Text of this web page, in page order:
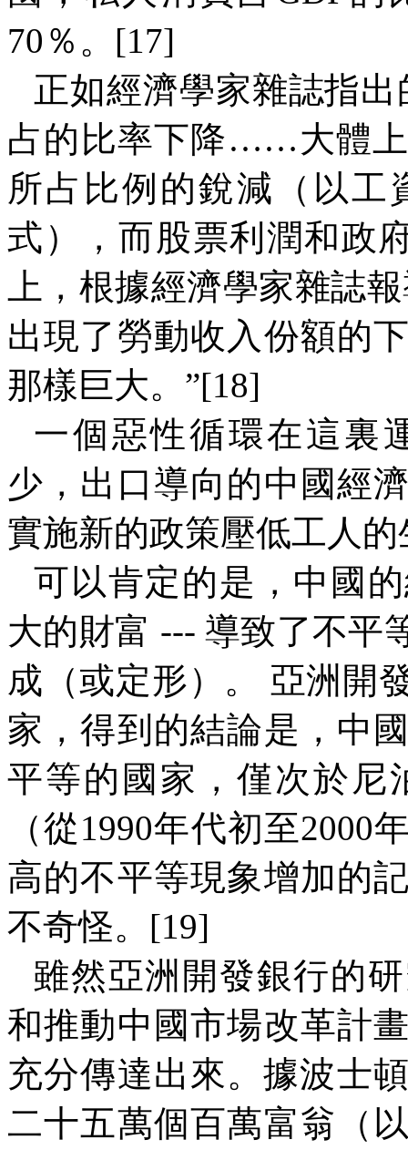
70 ％。 [17]
正如經濟學家雜誌指
占的比率下降……大體
所占比例的銳減（以工
式），而股票利潤和政
上，根據經濟學家雜誌
出現了勞動收入份額的
那樣巨大。”[18]
一個惡性循環在這裏
少，出口導向的中國經
實施新的政策壓低工人
可以肯定的是，中國
大的財富 ---導致了不平
成（或定形）。 亞洲開
家，得到的結論是，中
平等的國家，僅次於尼
（從1990年代初至2000
高的不平等現象增加的
不奇怪。 [19]
雖然亞洲開發銀行的
和推動中國市場改革計
充分傳達出來。據波士
二十五萬個百萬富翁（